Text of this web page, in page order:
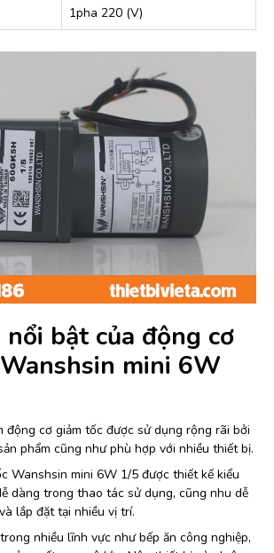
1pha 220 (V)
bật của động cơ
mini 6W
động cơ giảm tốc được sử dụng rộng rãi bởi
phẩm cũng như phù hợp với nhiều thiết bị.
Wanshsin mini 6W 1/5 được thiết kế kiểu
dàng trong thao tác sử dụng, cũng nhu dễ
lắp đặt tại nhiều vị trí.
nhiều lĩnh vực như bếp ăn công nghiệp,